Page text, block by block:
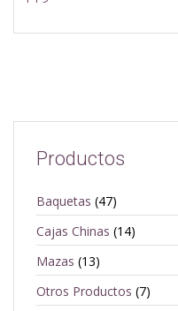
Productos
Baquetas (47)
Cajas Chinas (14)
Mazas (13)
Otros Productos (7)